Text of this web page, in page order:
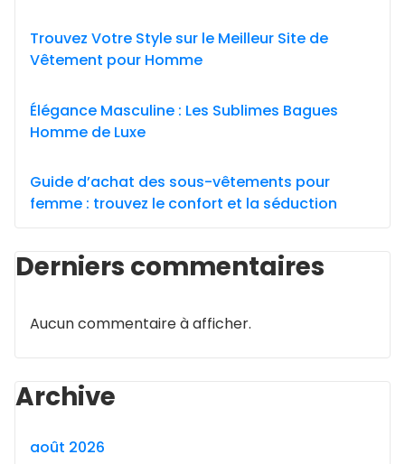
Trouvez Votre Style sur le Meilleur Site de
Vêtement pour Homme
Élégance Masculine : Les Sublimes Bagues
Homme de Luxe
Guide d’achat des sous-vêtements pour
femme : trouvez le confort et la séduction
Derniers commentaires
Aucun commentaire à afficher.
Archive
août 2026